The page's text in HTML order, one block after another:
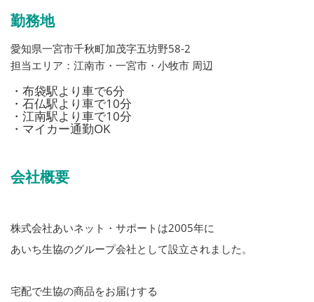
勤務地
愛知県一宮市千秋町加茂字五坊野58-2
担当エリア：江南市・一宮市・小牧市 周辺
・布袋駅より車で6分
・石仏駅より車で10分
・江南駅より車で10分
・マイカー通勤OK
会社概要
株式会社あいネット・サポートは2005年に
あいち生協のグループ会社として設立されました。
宅配で生協の商品をお届けする